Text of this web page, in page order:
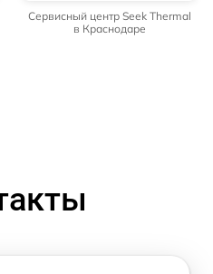
Сервисный центр Seek Thermal
в Краснодаре